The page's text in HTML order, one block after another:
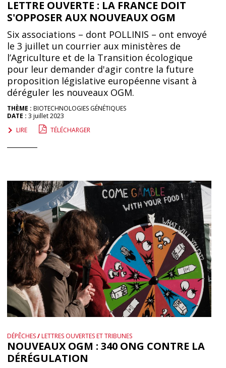
LETTRE OUVERTE : LA FRANCE DOIT
S'OPPOSER AUX NOUVEAUX OGM
Six associations – dont POLLINIS – ont envoyé
le 3 juillet un courrier aux ministères de
l’Agriculture et de la Transition écologique
pour leur demander d'agir contre la future
proposition législative européenne visant à
déréguler les nouveaux OGM.
THÈME : BIOTECHNOLOGIES GÉNÉTIQUES
DATE : 3 juillet 2023
LIRE
TÉLÉCHARGER
DÉPÊCHES/LETTRES OUVERTES ET TRIBUNES
NOUVEAUX OGM : 340 ONG CONTRE LA
DÉRÉGULATION